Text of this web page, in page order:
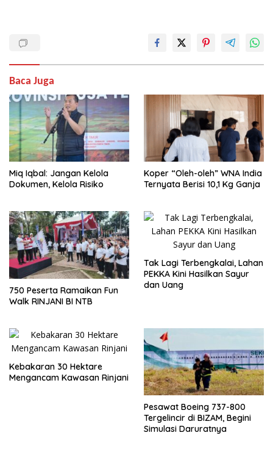
Baca Juga
Miq Iqbal: Jangan Kelola
Dokumen, Kelola Risiko
Koper “Oleh-oleh” WNA India
Ternyata Berisi 10,1 Kg Ganja
750 Peserta Ramaikan Fun
Walk RINJANI BI NTB
Tak Lagi Terbengkalai, Lahan
PEKKA Kini Hasilkan Sayur
dan Uang
Kebakaran 30 Hektare
Mengancam Kawasan Rinjani
Pesawat Boeing 737-800
Tergelincir di BIZAM, Begini
Simulasi Daruratnya